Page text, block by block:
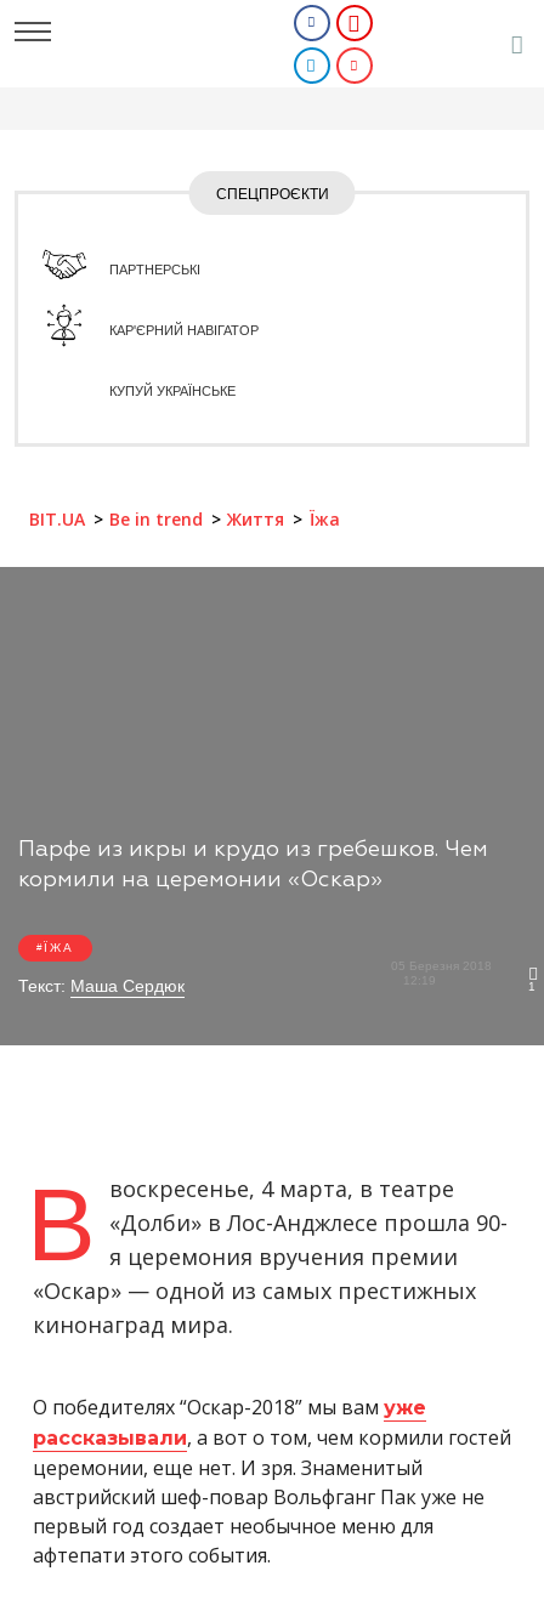
СПЕЦПРОЄКТИ
ПАРТНЕРСЬКІ
КАР'ЄРНИЙ НАВІГАТОР
КУПУЙ УКРАЇНСЬКЕ
BIT.UA Be in trend Життя Їжа
Парфе из икры и крудо из гребешков. Чем
кормили на церемонии «Оскар»
ЇЖА
Текст: Маша Сердюк
05 Березня 2018
12:19
1
В
воскресенье, 4 марта, в театре
«Долби» в Лос-Анджлесе прошла 90-
я церемония вручения премии
«Оскар» — одной из самых престижных
кинонаград мира.
О победителях “Оскар-2018” мы вам уже
рассказывали, а вот о том, чем кормили гостей
церемонии, еще нет. И зря. Знаменитый
австрийский шеф-повар Вольфганг Пак уже не
первый год создает необычное меню для
афтепати этого события.